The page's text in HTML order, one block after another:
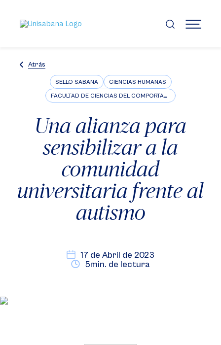
contenido
principal
MENÚ
Atrás
SELLO SABANA CIENCIAS HUMANAS
FACULTAD DE CIENCIAS DEL COMPORTAMIENTO
Una alianza para
sensibilizar a la
comunidad
universitaria frente al
autismo
17 de Abril de 2023
5min. de lectura